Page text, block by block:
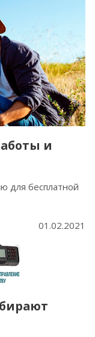
и
для бесплатной
01.02.2021